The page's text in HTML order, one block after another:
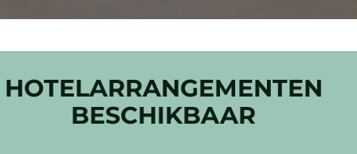
HOTELARRANGEMENTEN
BESCHIKBAAR